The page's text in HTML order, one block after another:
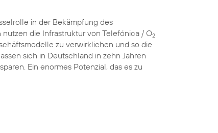
in der Bekämpfung des
die Infrastruktur von Telefónica / O2
zu verwirklichen und so die
sich in Deutschland in zehn Jahren
Ein enormes Potenzial, das es zu